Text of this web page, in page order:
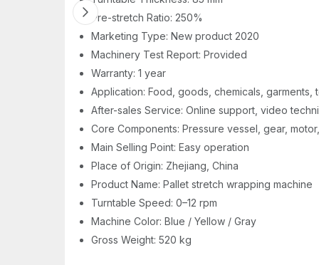
Pre-stretch Ratio: 250%
Marketing Type: New product 2020
Machinery Test Report: Provided
Warranty: 1 year
Application: Food, goods, chemicals, garments,
After-sales Service: Online support, video
Core Components: Pressure vessel, gear, motor,
Main Selling Point: Easy operation
Place of Origin: Zhejiang, China
Product Name: Pallet stretch wrapping machine
Turntable Speed: 0–12 rpm
Machine Color: Blue / Yellow / Gray
Gross Weight: 520 kg